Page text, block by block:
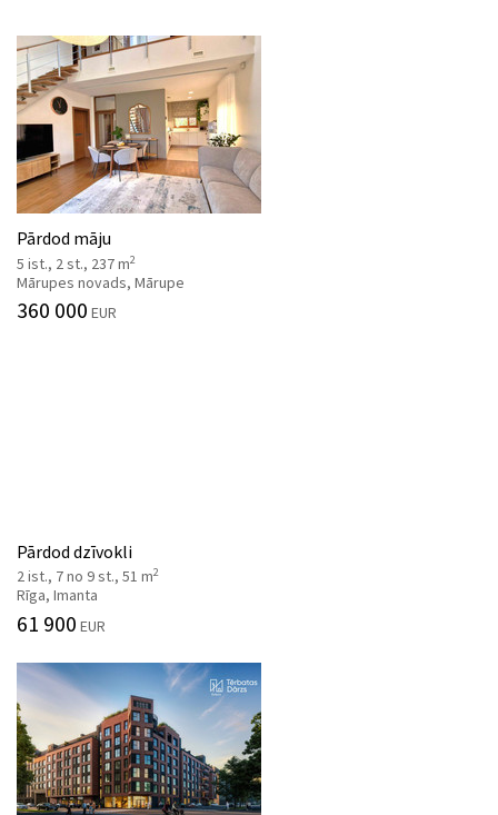
Pārdod māju
5 ist., 2 st., 237 m2
Mārupes novads, Mārupe
360 000 EUR
Pārdod dzīvokli
2 ist., 7 no 9 st., 51 m2
Rīga, Imanta
61 900 EUR